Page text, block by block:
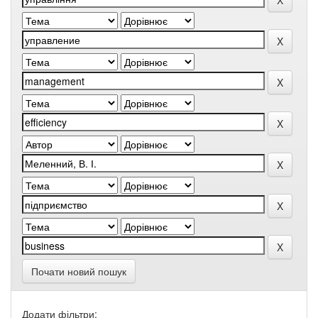
Почати новий пошук
Додати фільтри: